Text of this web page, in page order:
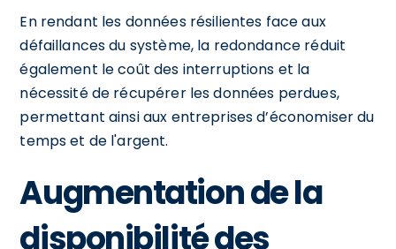
En rendant les données résilientes face aux
défaillances du système, la redondance réduit
également le coût des interruptions et la
nécessité de récupérer les données perdues,
permettant ainsi aux entreprises d’économiser du
temps et de l'argent.
Augmentation de la
disponibilité des